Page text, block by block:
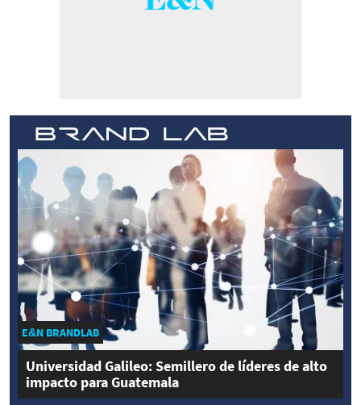
E&N BRANDLAB
Universidad Galileo: Semillero de líderes de alto
impacto para Guatemala